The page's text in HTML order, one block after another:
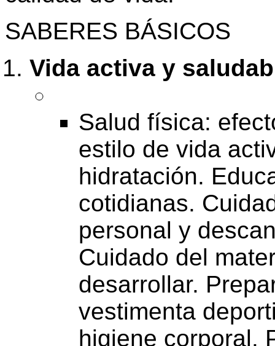
SABERES BÁSICOS
Vida activa y
Salud física:
estilo de vida
hidratación.
cotidianas.
personal y
Cuidado del
desarrollar.
vestimenta
higiene corporal.